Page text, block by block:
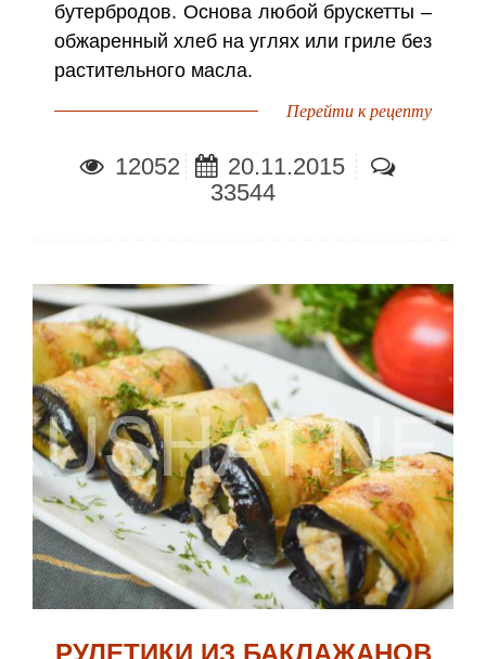
бутербродов. Основа любой брускетты –
обжаренный хлеб на углях или гриле без
растительного масла.
Перейти к рецепту
12052
20.11.2015
33544
РУЛЕТИКИ ИЗ БАКЛАЖАНОВ